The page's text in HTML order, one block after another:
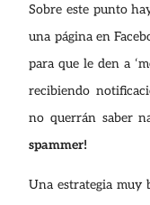
Sobre este punto
una página en
para que le den a
recibiendo
no querrán saber
spammer!
Una estrategia muy